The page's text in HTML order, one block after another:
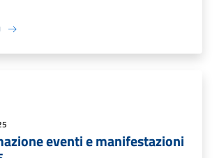
eventi e manifestazioni